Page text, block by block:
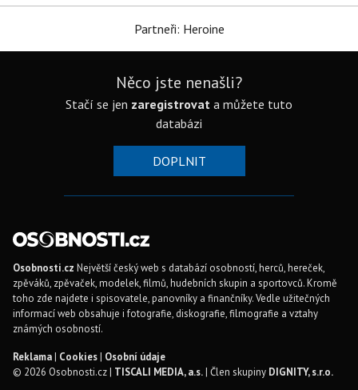
Partneři: Heroine
Něco jste nenašli?
Stačí se jen zaregistrovat a můžete tuto
databázi
DOPLNIT
Osobnosti.cz Největší český web s databází osobností, herců, hereček,
zpěváků, zpěvaček, modelek, filmů, hudebních skupin a sportovců. Kromě
toho zde najdete i spisovatele, panovníky a finančníky. Vedle užitečných
informací web obsahuje i fotografie, diskografie, filmografie a vztahy
známých osobností.
Reklama| Cookies| Osobní údaje
© 2026 Osobnosti.cz | TISCALI MEDIA, a.s.| Člen skupiny DIGNITY, s.r.o.